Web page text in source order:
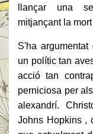
llançar una
mitjançant la
S'ha
un polític tan
acció tan
perniciosa per
alexandrí.
Johns Hopkins ,